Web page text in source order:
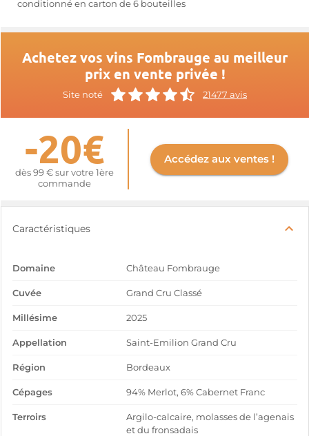
conditionné en carton de 6 bouteilles
Achetez vos vins Fombrauge au meilleur
prix en vente privée !
Site noté 21477 avis
-20€
dès 99 € sur votre 1ère
commande
Accédez aux ventes !
Caractéristiques
Domaine Château Fombrauge
Cuvée Grand Cru Classé
Millésime 2025
Appellation Saint-Emilion Grand Cru
Région Bordeaux
Cépages 94% Merlot, 6% Cabernet Franc
Terroirs
Argilo-calcaire, molasses de l’agenais
et du fronsadais